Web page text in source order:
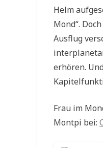
Helm
Mond“.
Ausflug
erhören.
Frau im
Montpi bei: